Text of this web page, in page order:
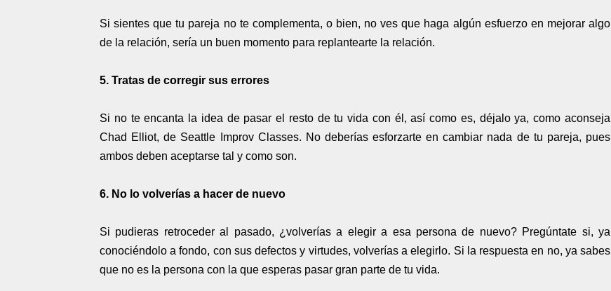
Si sientes que tu pareja no te complementa, o bien, no ves que haga algún esfuerzo en mejorar algo
de la relación, sería un buen momento para replantearte la relación.
5. Tratas de corregir sus errores
Si no te encanta la idea de pasar el resto de tu vida con él, así como es, déjalo ya, como aconseja
Chad Elliot, de Seattle Improv Classes. No deberías esforzarte en cambiar nada de tu pareja, pues
ambos deben aceptarse tal y como son.
6. No lo volverías a hacer de nuevo
Si pudieras retroceder al pasado, ¿volverías a elegir a esa persona de nuevo? Pregúntate si, ya
conociéndolo a fondo, con sus defectos y virtudes, volverías a elegirlo. Si la respuesta en no, ya sabes
que no es la persona con la que esperas pasar gran parte de tu vida.